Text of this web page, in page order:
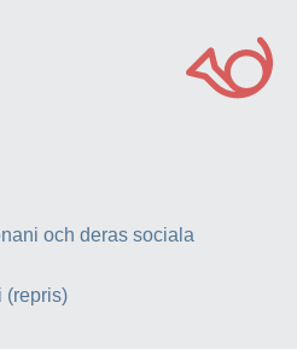
och deras sociala
(repris)